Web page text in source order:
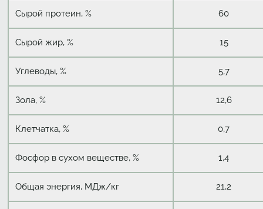
Сырой протеин, % 60
Сырой жир, % 15
Углеводы, % 5,7
Зола, % 12,6
Клетчатка, % 0,7
Фосфор в сухом веществе, % 1,4
Общая энергия, МДж/кг 21,2